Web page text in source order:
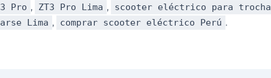
Pro , ZT3 Pro Lima , scooter eléctrico para trocha
Lima , comprar scooter eléctrico Perú .